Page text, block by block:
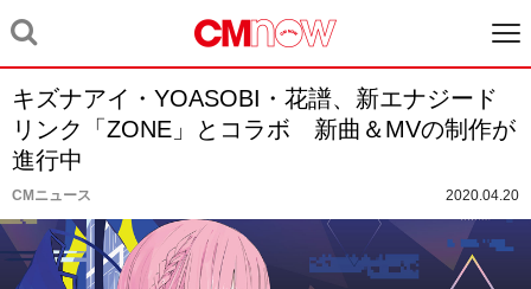
キズナアイ・YOASOBI・花譜、新エナジード
リンク「ZONE」とコラボ 新曲＆MVの制作が
進行中
CMニュース 2020.04.20